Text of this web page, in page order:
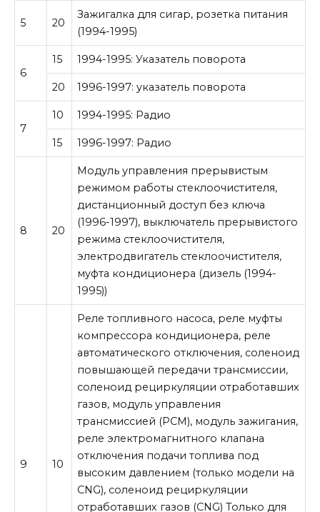
5 20
Зажигалка для сигар, розетка питания
(1994-1995)
6
15 1994-1995: Указатель поворота
20 1996-1997: указатель поворота
7
10 1994-1995: Радио
15 1996-1997: Радио
8 20
Модуль управления прерывистым
режимом работы стеклоочистителя,
дистанционный доступ без ключа
(1996-1997), выключатель прерывистого
режима стеклоочистителя,
электродвигатель стеклоочистителя,
муфта кондиционера (дизель (1994-
1995))
9 10
Реле топливного насоса, реле муфты
компрессора кондиционера, реле
автоматического отключения, соленоид
повышающей передачи трансмиссии,
соленоид рециркуляции отработавших
газов, модуль управления
трансмиссией (PCM), модуль зажигания,
реле электромагнитного клапана
отключения подачи топлива под
высоким давлением (только модели на
CNG), соленоид рециркуляции
отработавших газов (CNG) Только для